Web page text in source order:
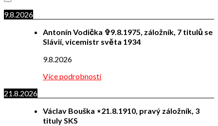
9.8.2026
Antonín Vodička ✞9.8.1975, záložník, 7 titulů se
Slávií, vicemistr světa 1934
9.8.2026
Více podrobností
21.8.2026
Václav Bouška ⋆21.8.1910, pravý záložník, 3
tituly SKS